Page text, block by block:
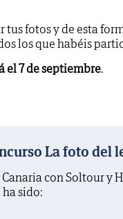
fotos y de esta
los que habéis
el 7 de septiembre.
La foto del
con Soltour y
sido: